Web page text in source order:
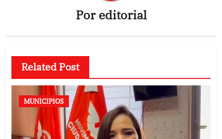
Poreditorial
Related Post
MUNICIPIOS